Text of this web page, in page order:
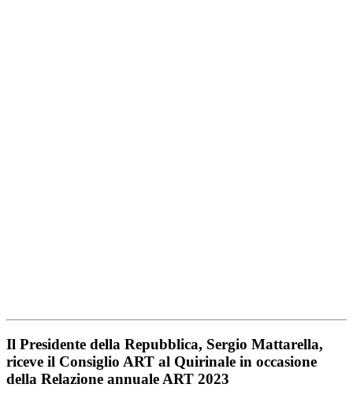
Il Presidente della Repubblica, Sergio Mattarella,
riceve il Consiglio ART al Quirinale in occasione
della Relazione annuale ART 2023